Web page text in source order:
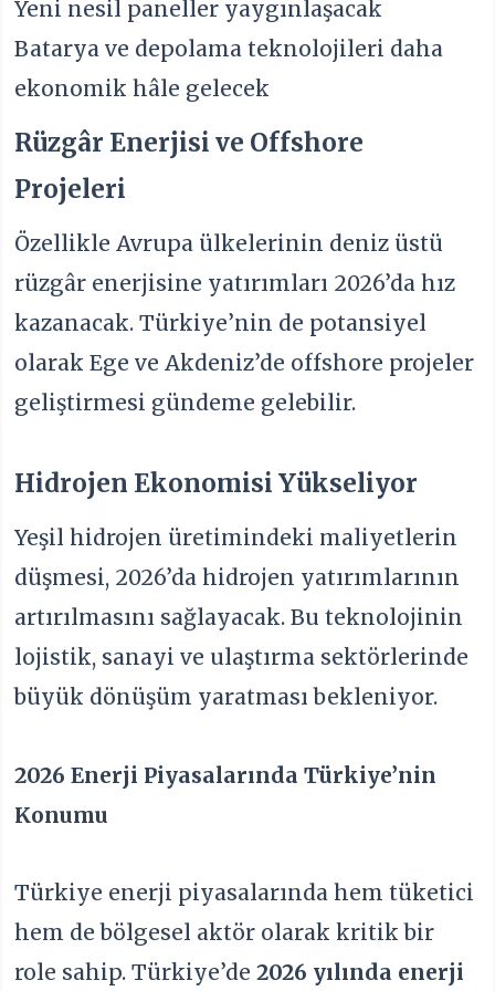
Yeni nesil paneller yaygınlaşacak
Batarya ve depolama teknolojileri daha
ekonomik hâle gelecek
Rüzgâr Enerjisi ve Offshore
Projeleri
Özellikle Avrupa ülkelerinin deniz üstü
rüzgâr enerjisine yatırımları 2026’da hız
kazanacak. Türkiye’nin de potansiyel
olarak Ege ve Akdeniz’de offshore projeler
geliştirmesi gündeme gelebilir.
Hidrojen Ekonomisi Yükseliyor
Yeşil hidrojen üretimindeki maliyetlerin
düşmesi, 2026’da hidrojen yatırımlarının
artırılmasını sağlayacak. Bu teknolojinin
lojistik, sanayi ve ulaştırma sektörlerinde
büyük dönüşüm yaratması bekleniyor.
2026 Enerji Piyasalarında Türkiye’nin
Konumu
Türkiye enerji piyasalarında hem tüketici
hem de bölgesel aktör olarak kritik bir
role sahip. Türkiye’de2026 yılında enerji